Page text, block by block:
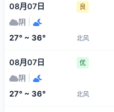
08月07日 良
阴
27° ~ 36° 北风
08月07日 优
阴
27° ~ 36° 北风